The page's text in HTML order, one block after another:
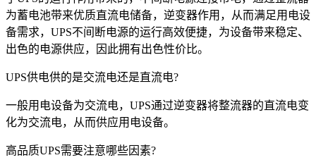
为蓄电池带来优质直流电储备，逆变器作用，从而满足用电设
备需求，UPS不间断电源的运行高效便捷，为设备带来稳定、
出色的电源供应，因此拥有出色性价比。
UPS供电供的是交流电还是直流电?
一般用电设备为交流电，UPS通过逆变器将整流器的直流电变
化为交流电，从而供应用电设备。
高品质UPS需要注意哪些因素?